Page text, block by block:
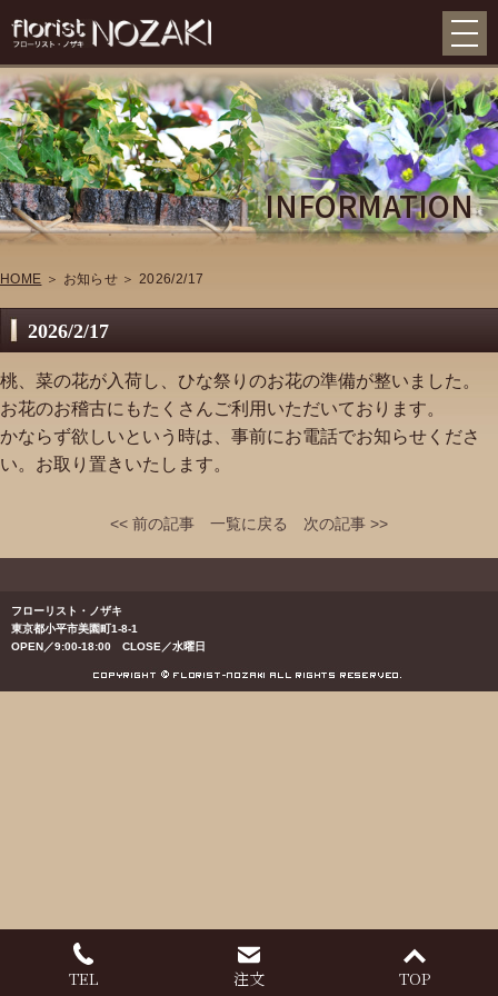
INFORMATION
HOME ＞ お知らせ ＞ 2026/2/17
2026/2/17
桃、菜の花が入荷し、ひな祭りのお花の準備が整いました。
お花のお稽古にもたくさんご利用いただいております。
かならず欲しいという時は、事前にお電話でお知らせくださ
い。お取り置きいたします。
<< 前の記事 一覧に戻る 次の記事 >>
TEL 注文 TOP
フローリスト・ノザキ
東京都小平市美園町1-8-1
OPEN／9:00-18:00 CLOSE／水曜日